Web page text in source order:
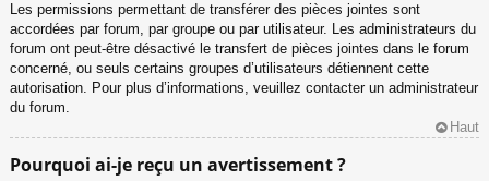
Les permissions permettant de transférer des pièces jointes sont
accordées par forum, par groupe ou par utilisateur. Les administrateurs du
forum ont peut-être désactivé le transfert de pièces jointes dans le forum
concerné, ou seuls certains groupes d’utilisateurs détiennent cette
autorisation. Pour plus d’informations, veuillez contacter un administrateur
du forum.
Haut
Pourquoi ai-je reçu un avertissement ?